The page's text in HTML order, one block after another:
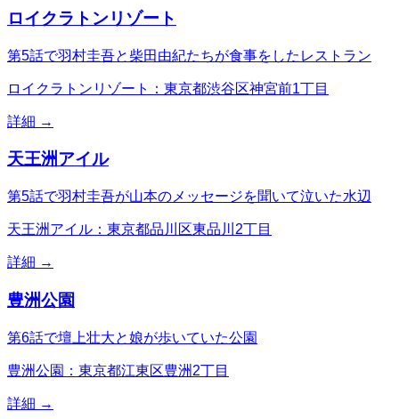
ロイクラトンリゾート
第5話で羽村圭吾と柴田由紀たちが食事をしたレストラン
ロイクラトンリゾート：東京都渋谷区神宮前1丁目
詳細 →
天王洲アイル
第5話で羽村圭吾が山本のメッセージを聞いて泣いた水辺
天王洲アイル：東京都品川区東品川2丁目
詳細 →
豊洲公園
第6話で壇上壮大と娘が歩いていた公園
豊洲公園：東京都江東区豊洲2丁目
詳細 →